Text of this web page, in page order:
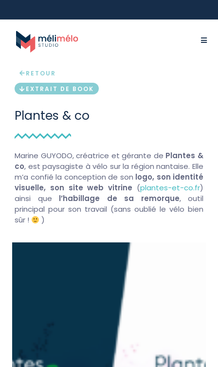
RETOUR
EXTRAIT DE BOOK
Plantes & co
Marine GUYODO, créatrice et gérante de Plantes &
co, est paysagiste à vélo sur la région nantaise. Elle
m’a confié la conception de son logo, son identité
visuelle, son site web vitrine (plantes-et-co.fr)
ainsi que l’habillage de sa remorque, outil
principal pour son travail (sans oublié le vélo bien
sûr !
)